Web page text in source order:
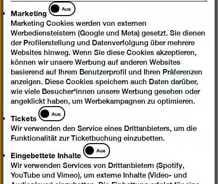
Bild
in
einer
Marketing
Marketing
Aus
Marketing Cookies werden von externen
Werbediensteistern (Google und Meta) gesetzt. Sie dienen
der Profilerstellung und Datenverfolgung über mehrere
Websites hinweg. Wenn Sie diese Cookies akzeptieren,
können wir unsere Werbung auf anderen Websites
basierend auf Ihrem Benutzerprofil und Ihren Präferenzen
anzeigen. Diese Cookies speichern auch Daten darüber,
wie viele Besucher*innen unsere Werbung gesehen oder
angeklickt haben, um Werbekampagnen zu optimieren.
Tickets
Tickets
Aus
Wir verwenden den Service eines Drittanbieters, um die
Funktionalität zur Ticketbuchung einzubetten.
Eingebettete Inhalte
Eingebettete
Inhalte
Aus
Wir verwenden Services von Drittanbietern (Spotify,
YouTube und Vimeo), um externe Inhalte (Video- und